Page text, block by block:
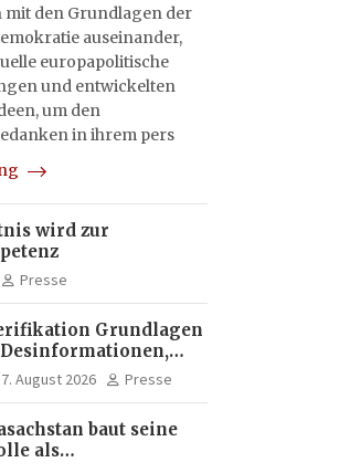
den Grundlagen der
auseinander,
europapolitische
und entwickelten
um den
in ihrem pers
wird zur
Presse
Grundlagen
News, manipulierte
| dpa-Akademie
7. August 2026 Presse
baut seine
als